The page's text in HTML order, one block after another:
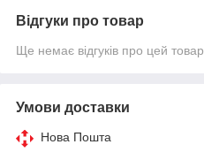
Відгуки про товар
Ще немає відгуків про цей товар
Умови доставки
Нова Пошта